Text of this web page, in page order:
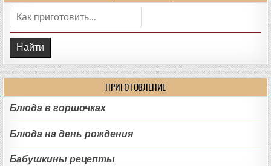
Поиск:
ПРИГОТОВЛЕНИЕ
Блюда в горшочках
Блюда на день рождения
Бабушкины рецепты